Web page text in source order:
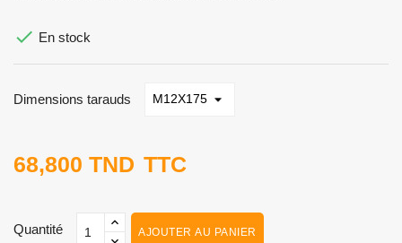
 En stock
Dimensions tarauds
68,800 TND TTC
Quantité AJOUTER AU PANIER